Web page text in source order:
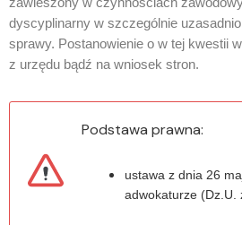
dyscyplinarny w szczególnie
sprawy. Postanowienie o w tej kwestii
z urzędu bądź na wniosek stron.
Podstawa prawna:
ustawa z dnia 26
adwokaturze (Dz.U.